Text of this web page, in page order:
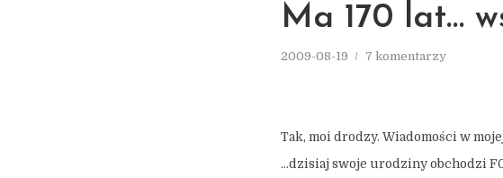
Ma 170 lat…
2009-08-19 7 komentarzy
Tak, moi drodzy. Wiadomości w
…dzisiaj swoje urodziny obchodzi